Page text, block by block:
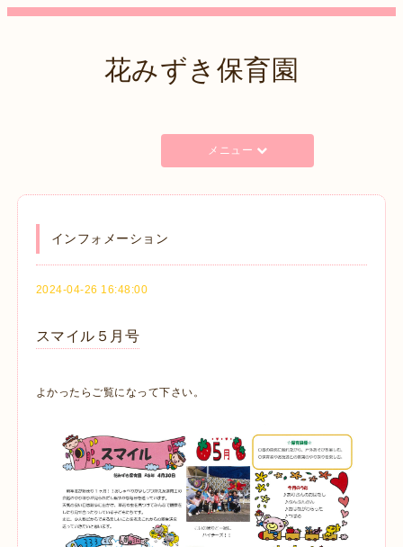
花みずき保育園
メニュー
インフォメーション
2024-04-26 16:48:00
スマイル５月号
よかったらご覧になって下さい。